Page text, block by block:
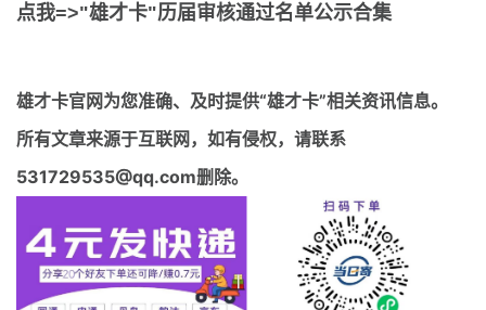
点我=>"雄才卡"历届审核通过名单公示合集
雄才卡官网为您准确、及时提供“雄才卡”相关资讯信息。
所有文章来源于互联网，如有侵权，请联系
531729535@qq.com删除。